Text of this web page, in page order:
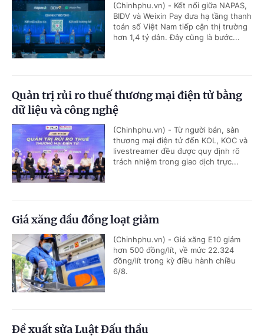
(Chinhphu.vn) - Kết nối giữa NAPAS,
BIDV và Weixin Pay đưa hạ tầng thanh
toán số Việt Nam tiếp cận thị trường
hơn 1,4 tỷ dân. Đây cũng là bước...
Quản trị rủi ro thuế thương mại điện tử bằng
dữ liệu và công nghệ
(Chinhphu.vn) - Từ người bán, sàn
thương mại điện tử đến KOL, KOC và
livestreamer đều được quy định rõ
trách nhiệm trong giao dịch trực...
Giá xăng dầu đồng loạt giảm
(Chinhphu.vn) - Giá xăng E10 giảm
hơn 500 đồng/lít, về mức 22.324
đồng/lít trong kỳ điều hành chiều
6/8.
Đề xuất sửa Luật Đấu thầu